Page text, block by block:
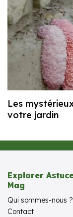
Les
votre jardin
Explorer
Mag
Qui sommes-nous ?
Contact